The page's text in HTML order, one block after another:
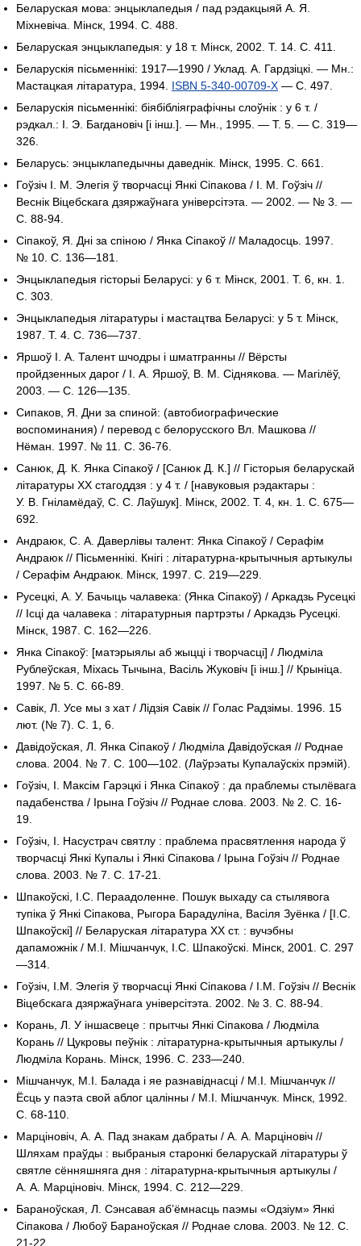
Беларуская мова: энцыклапедыя / пад рэдакцыяй А. Я.
Міхневіча. Мінск, 1994. С. 488.
Беларуская энцыклапедыя: у 18 т. Мінск, 2002. Т. 14. С. 411.
Беларускія пісьменнікі: 1917—1990 / Уклад. А. Гардзіцкі. — Мн.:
Мастацкая літаратура, 1994. ISBN 5-340-00709-X — С. 497.
Беларускія пісьменнікі: біябібліяграфічны слоўнік : у 6 т. /
рэдкал.: І. Э. Багдановіч [і інш.]. — Мн., 1995. — Т. 5. — С. 319—
326.
Беларусь: энцыклапедычны даведнік. Мінск, 1995. С. 661.
Гоўзіч І. М. Элегія ў творчасці Янкі Сіпакова / І. М. Гоўзіч //
Веснік Віцебскага дзяржаўнага універсітэта. — 2002. — № 3. —
С. 88-94.
Сіпакоў, Я. Дні за спіною / Янка Сіпакоў // Маладосць. 1997.
№ 10. С. 136—181.
Энцыклапедыя гісторыі Беларусі: у 6 т. Мінск, 2001. Т. 6, кн. 1.
С. 303.
Энцыклапедыя літаратуры і мастацтва Беларусі: у 5 т. Мінск,
1987. Т. 4. С. 736—737.
Яршоў І. А. Талент шчодры і шматгранны // Вёрсты
пройдзенных дарог / І. А. Яршоў, В. М. Сіднякова. — Магілёў,
2003. — С. 126—135.
Сипаков, Я. Дни за спиной: (автобиографические
воспоминания) / перевод с белорусского Вл. Машкова //
Нёман. 1997. № 11. С. 36-76.
Санюк, Д. К. Янка Сіпакоў / [Санюк Д. К.] // Гісторыя беларускай
літаратуры ХХ стагоддзя : у 4 т. / [навуковыя рэдактары :
У. В. Гніламёдаў, С. С. Лаўшук]. Мінск, 2002. Т. 4, кн. 1. С. 675—
692.
Андраюк, С. А. Даверлівы талент: Янка Сіпакоў / Серафім
Андраюк // Пісьменнікі. Кнігі : літаратурна-крытычныя артыкулы
/ Серафім Андраюк. Мінск, 1997. С. 219—229.
Русецкі, А. У. Бачыць чалавека: (Янка Сіпакоў) / Аркадзь Русецкі
// Ісці да чалавека : літаратурныя партрэты / Аркадзь Русецкі.
Мінск, 1987. С. 162—226.
Янка Сіпакоў: [матэрыялы аб жыцці і творчасці] / Людміла
Рублеўская, Міхась Тычына, Васіль Жуковіч [і інш.] // Крыніца.
1997. № 5. С. 66-89.
Савік, Л. Усе мы з хат / Лідзія Савік // Голас Радзімы. 1996. 15
лют. (№ 7). С. 1, 6.
Давідоўская, Л. Янка Сіпакоў / Людміла Давідоўская // Роднае
слова. 2004. № 7. С. 100—102. (Лаўрэаты Купалаўскіх прэмій).
Гоўзіч, І. Максім Гарэцкі і Янка Сіпакоў : да праблемы стылёвага
падабенства / Ірына Гоўзіч // Роднае слова. 2003. № 2. С. 16-
19.
Гоўзіч, І. Насустрач святлу : праблема прасвятлення народа ў
творчасці Янкі Купалы і Янкі Сіпакова / Ірына Гоўзіч // Роднае
слова. 2003. № 7. С. 17-21.
Шпакоўскі, І.С. Пераадоленне. Пошук выхаду са стылявога
тупіка ў Янкі Сіпакова, Рыгора Барадуліна, Васіля Зуёнка / [І.С.
Шпакоўскі] // Беларуская літаратура ХХ ст. : вучэбны
дапаможнік / М.І. Мішчанчук, І.С. Шпакоўскі. Мінск, 2001. С. 297
—314.
Гоўзіч, І.М. Элегія ў творчасці Янкі Сіпакова / І.М. Гоўзіч // Веснік
Віцебскага дзяржаўнага універсітэта. 2002. № 3. С. 88-94.
Корань, Л. У іншасвеце : прытчы Янкі Сіпакова / Людміла
Корань // Цукровы пеўнік : літаратурна-крытычныя артыкулы /
Людміла Корань. Мінск, 1996. С. 233—240.
Мішчанчук, М.І. Балада і яе разнавіднасці / М.І. Мішчанчук //
Ёсць у паэта свой аблог цалінны / М.І. Мішчанчук. Мінск, 1992.
С. 68-110.
Марціновіч, А. А. Пад знакам дабраты / А. А. Марціновіч //
Шляхам праўды : выбраныя старонкі беларускай літаратуры ў
святле сённяшняга дня : літаратурна-крытычныя артыкулы /
А. А. Марціновіч. Мінск, 1994. С. 212—229.
Бараноўская, Л. Сэнсавая аб’ёмнасць паэмы «Одзіум» Янкі
Сіпакова / Любоў Бараноўская // Роднае слова. 2003. № 12. С.
21-22.